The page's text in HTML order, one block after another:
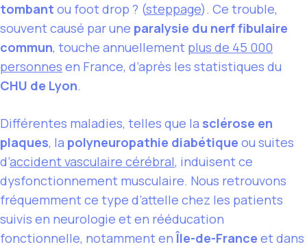
tombant ou foot drop ? (steppage). Ce trouble,
souvent causé par une paralysie du nerf fibulaire
commun, touche annuellement plus de 45 000
personnes en France, d’après les statistiques du
CHU de Lyon.
Différentes maladies, telles que la sclérose en
plaques, la polyneuropathie diabétique ou suites
d’accident vasculaire cérébral, induisent ce
dysfonctionnement musculaire. Nous retrouvons
fréquemment ce type d’attelle chez les patients
suivis en neurologie et en rééducation
fonctionnelle, notamment enÎle-de-France et dans